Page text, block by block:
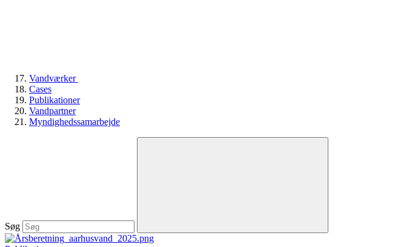
Vandværker
Cases
Publikationer
Vandpartner
Myndighedssamarbejde
Søg